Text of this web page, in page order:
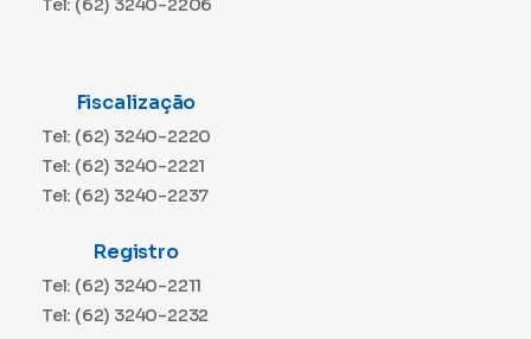
Tel: (62) 3240-2206
Fiscalização
Tel: (62) 3240-2220
Tel: (62) 3240-2221
Tel: (62) 3240-2237
Registro
Tel: (62) 3240-2211
Tel: (62) 3240-2232